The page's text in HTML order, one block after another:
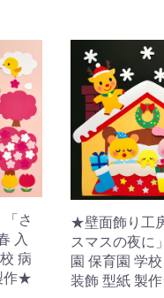
さ
入
病
作★
★壁面飾り工
スマスの夜に
園 保育園 学
装飾 型紙 製